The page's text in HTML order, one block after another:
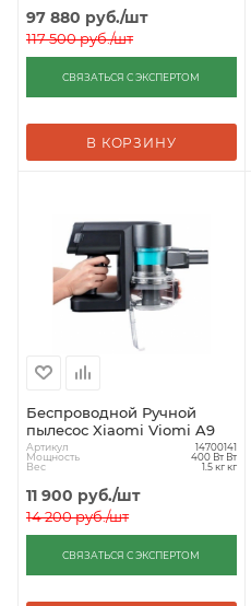
97 880 руб./шт
117 500руб./шт
СВЯЗАТЬСЯ С ЭКСПЕРТОМ
В КОРЗИНУ
Беспроводной Ручной
пылесос Xiaomi Viomi A9
Артикул 14700141
Мощность 400 Вт Вт
Вес 1.5 кг кг
11 900 руб./шт
14 200руб./шт
СВЯЗАТЬСЯ С ЭКСПЕРТОМ